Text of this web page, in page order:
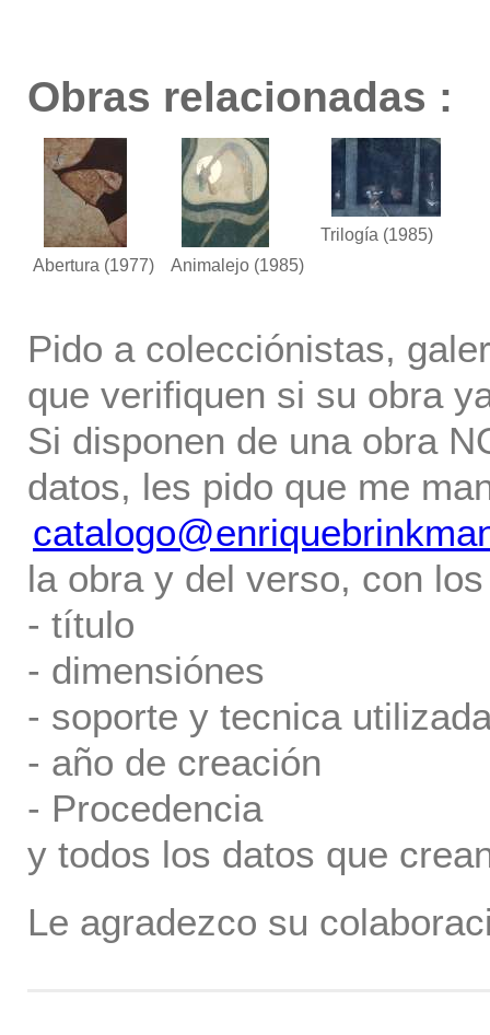
Obras relacionadas :
Abertura (1977) Animalejo (1985)
Trilogía (1985)
Pido a colecciónistas,
que verifiquen si su obra
Si disponen de una obra
datos, les pido que me
la obra y del verso, con
- título
- dimensiónes
- soporte y tecnica
- año de creación
- Procedencia
y todos los datos que
Le agradezco su